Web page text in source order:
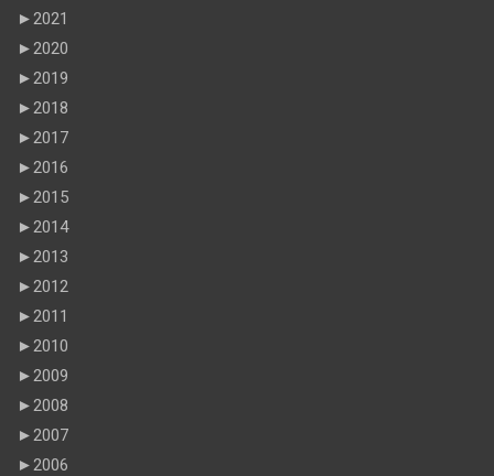
►2021
►2020
►2019
►2018
►2017
►2016
►2015
►2014
►2013
►2012
►2011
►2010
►2009
►2008
►2007
►2006